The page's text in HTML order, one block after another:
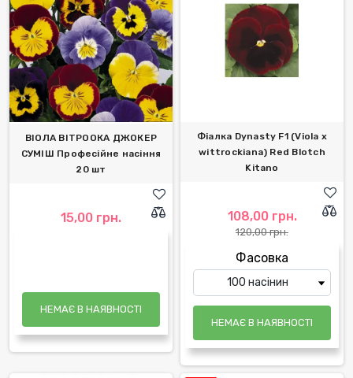
ВІОЛА ВІТРООКА ДЖОКЕР
СУМІШ Професійне насіння
20 шт
15,00 грн.
НЕМАЄ В НАЯВНОСТІ
Фіалка Dynasty F1 (Viola x
wittrockiana) Red Blotch
Kitano
108,00 грн.
120,00 грн.
Фасовка
НЕМАЄ В НАЯВНОСТІ